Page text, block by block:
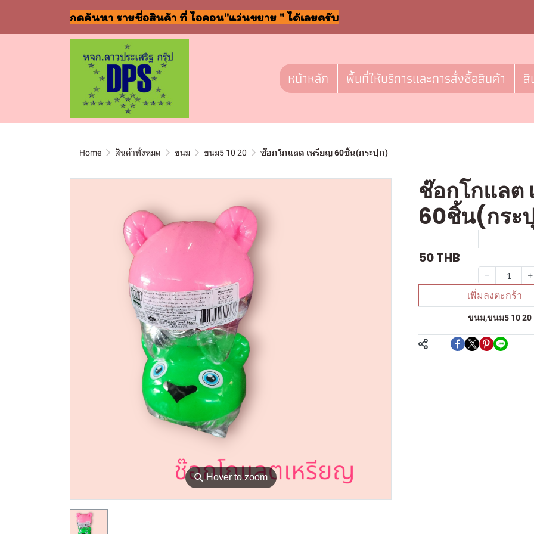
กดค้นหา รายชื่อสินค้า ที่ ไอคอน"แว่นขยาย " ได้เลยครับ
หน้าหลัก พื้นที่ให้บริการและการสั่งซื้อสินค้า
Home สินค้าทั้งหมด ขนม ขนม5 10 20 ช๊อกโกแลต เหรียญ 60ชิ้น(กระปุก)
⚲Hover to zoom
ช๊อกโกแลต
60ชิ้น(กระ
50 THB
เพิ่มลงตะกร้า
ขนม,ขนม5 10 20